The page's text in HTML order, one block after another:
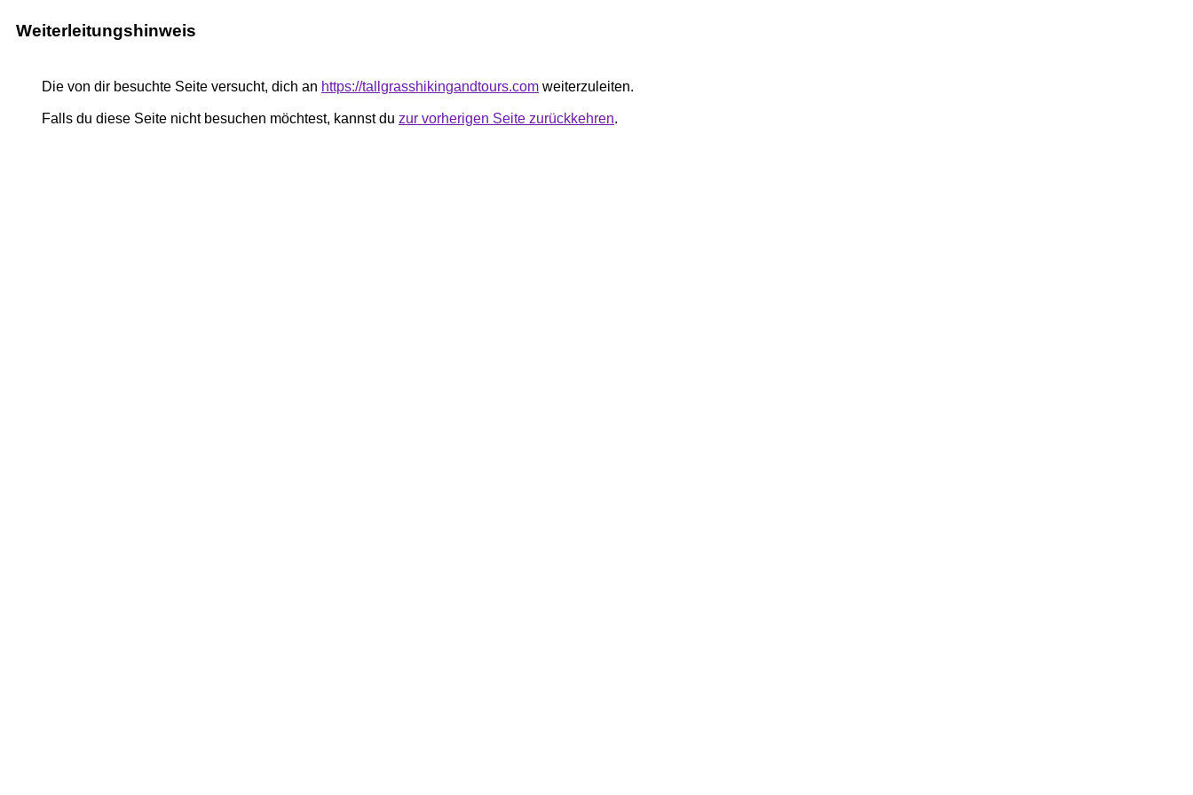
Weiterleitungshinweis
Die von dir besuchte Seite versucht, dich an https://tallgrasshikingandtours.com weiterzuleiten.
Falls du diese Seite nicht besuchen möchtest, kannst du zur vorherigen Seite zurückkehren.